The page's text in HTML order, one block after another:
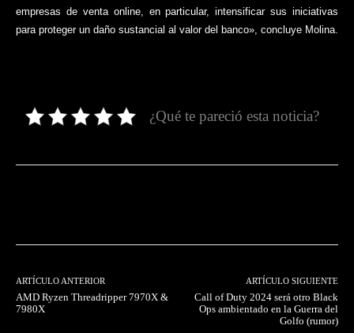
empresas de venta online, en particular, intensificar sus iniciativas
para proteger un daño sustancial al valor del banco», concluye Molina.
¿Qué te pareció esta noticia?
ARTÍCULO ANTERIOR
AMD Ryzen Threadripper 7970X &
7980X
ARTÍCULO SIGUIENTE
Call of Duty 2024 será otro Black
Ops ambientado en la Guerra del
Golfo (rumor)